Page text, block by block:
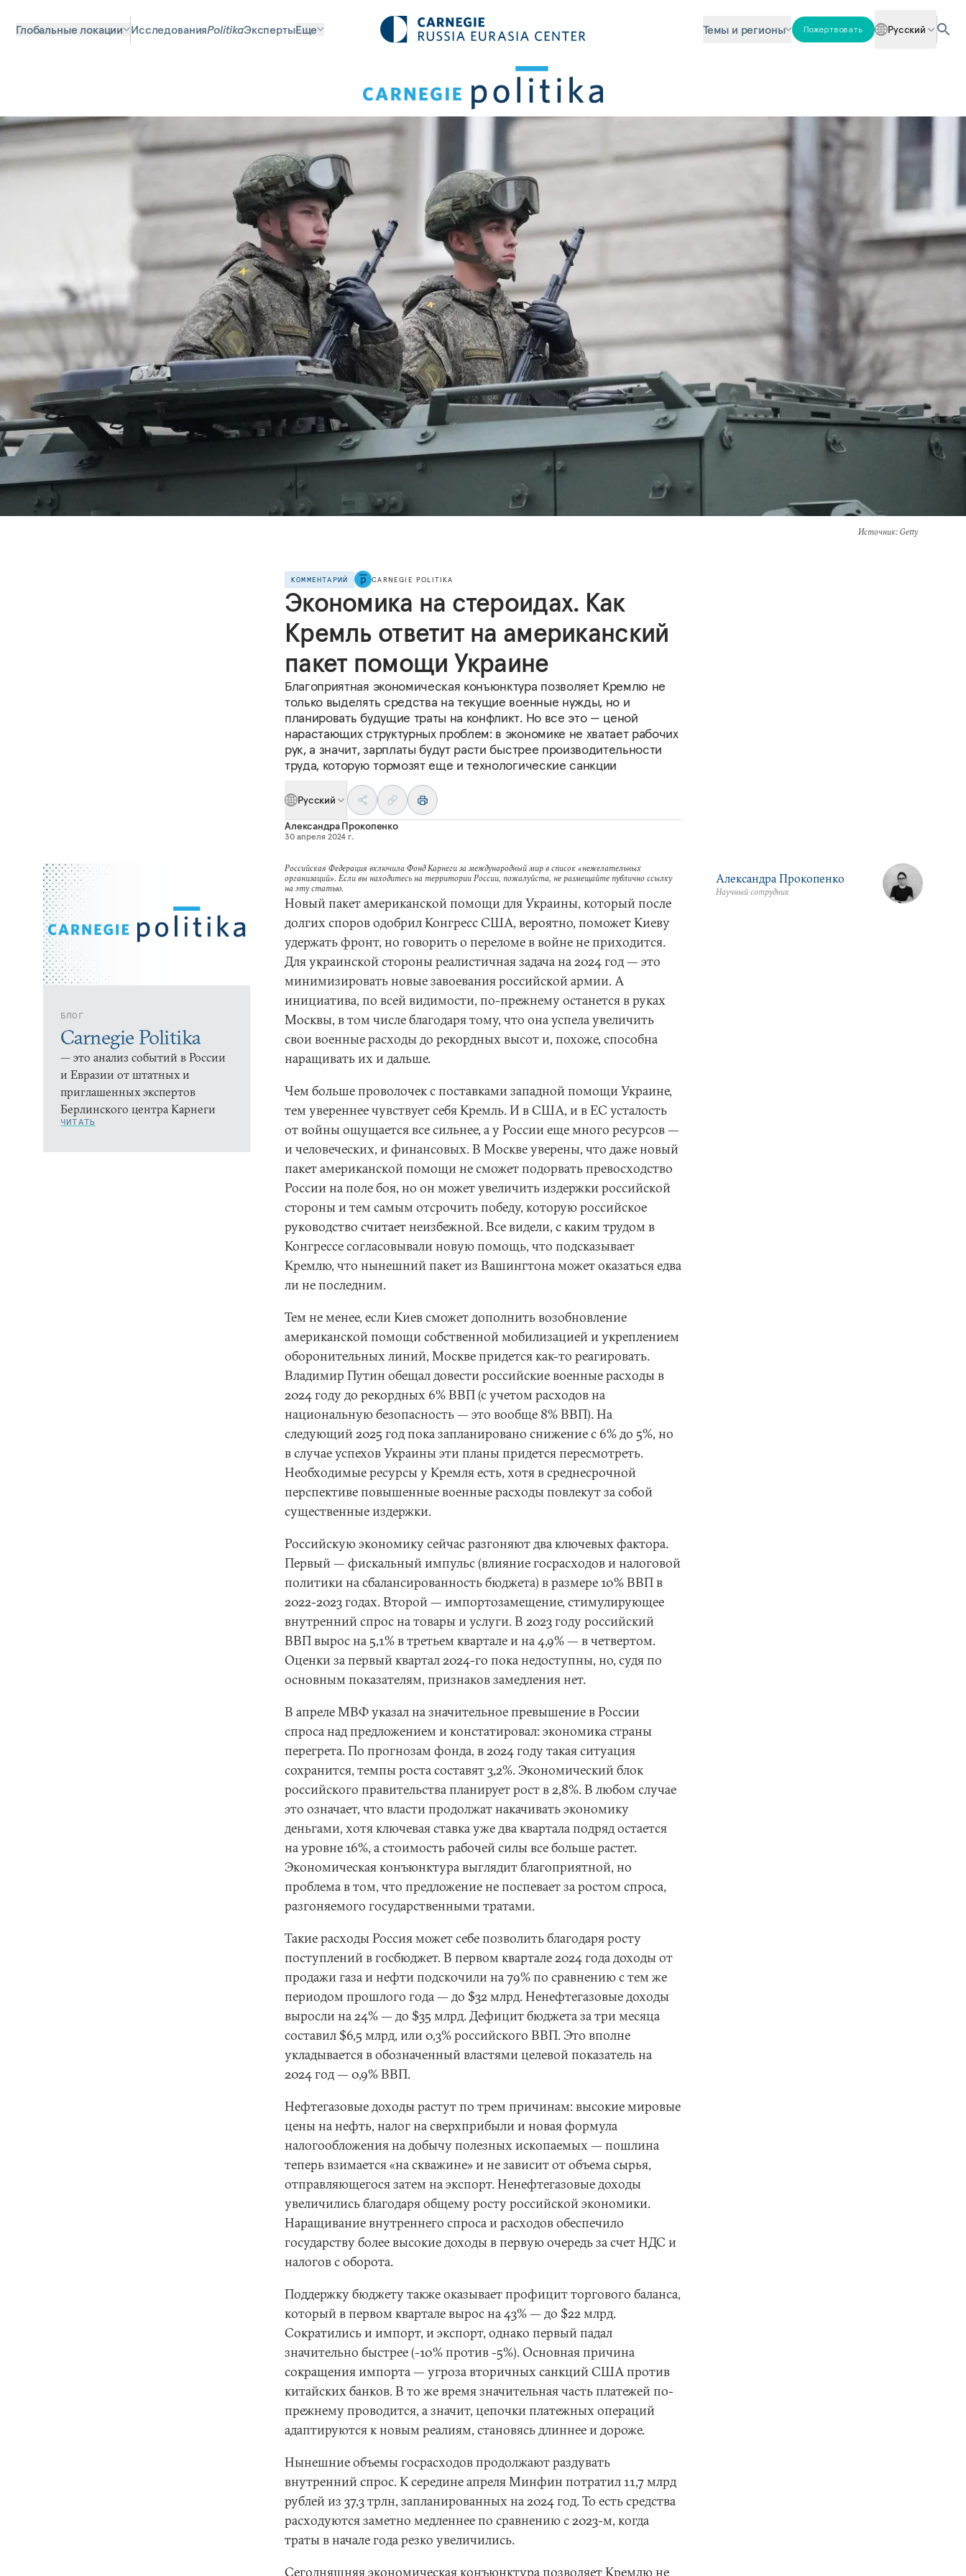
Глобальные локации ИсследованияPolitikaЭкспертыЕще Темы и регионы Пожертвовать Русский
Источник: Getty
КОММЕНТАРИЙ CARNEGIE POLITIKA
Экономика на стероидах. Как
Кремль ответит на американский
пакет помощи Украине
Благоприятная экономическая конъюнктура позволяет Кремлю не
только выделять средства на текущие военные нужды, но и
планировать будущие траты на конфликт. Но все это — ценой
нарастающих структурных проблем: в экономике не хватает рабочих
рук, а значит, зарплаты будут расти быстрее производительности
труда, которую тормозят еще и технологические санкции
Русский
Александра Прокопенко
30 апреля 2024 г.
БЛОГ
Carnegie Politika
— это анализ событий в России
и Евразии от штатных и
приглашенных экспертов
Берлинского центра Карнеги
ЧИТАТЬ
Российская Федерация включила Фонд Карнеги за международный мир в список «нежелательных
организаций». Если вы находитесь на территории России, пожалуйста, не размещайте публично ссылку
на эту статью.
Новый пакет американской помощи для Украины, который после
долгих споров одобрил Конгресс США, вероятно, поможет Киеву
удержать фронт, но говорить о переломе в войне не приходится.
Для украинской стороны реалистичная задача на 2024 год — это
минимизировать новые завоевания российской армии. А
инициатива, по всей видимости, по-прежнему останется в руках
Москвы, в том числе благодаря тому, что она успела увеличить
свои военные расходы до рекордных высот и, похоже, способна
наращивать их и дальше.
Чем больше проволочек с поставками западной помощи Украине,
тем увереннее чувствует себя Кремль. И в США, и в ЕС усталость
от войны ощущается все сильнее, а у России еще много ресурсов —
и человеческих, и финансовых. В Москве уверены, что даже новый
пакет американской помощи не сможет подорвать превосходство
России на поле боя, но он может увеличить издержки российской
стороны и тем самым отсрочить победу, которую российское
руководство считает неизбежной. Все видели, с каким трудом в
Конгрессе согласовывали новую помощь, что подсказывает
Кремлю, что нынешний пакет из Вашингтона может оказаться едва
ли не последним.
Тем не менее, если Киев сможет дополнить возобновление
американской помощи собственной мобилизацией и укреплением
оборонительных линий, Москве придется как-то реагировать.
Владимир Путин обещал довести российские военные расходы в
2024 году до рекордных 6% ВВП (с учетом расходов на
национальную безопасность — это вообще 8% ВВП). На
следующий 2025 год пока запланировано снижение с 6% до 5%, но
в случае успехов Украины эти планы придется пересмотреть.
Необходимые ресурсы у Кремля есть, хотя в среднесрочной
перспективе повышенные военные расходы повлекут за собой
существенные издержки.
Российскую экономику сейчас разгоняют два ключевых фактора.
Первый — фискальный импульс (влияние госрасходов и налоговой
политики на сбалансированность бюджета) в размере 10% ВВП в
2022-2023 годах. Второй — импортозамещение, стимулирующее
внутренний спрос на товары и услуги. В 2023 году российский
ВВП вырос на 5,1% в третьем квартале и на 4,9% — в четвертом.
Оценки за первый квартал 2024-го пока недоступны, но, судя по
основным показателям, признаков замедления нет.
В апреле МВФ указал на значительное превышение в России
спроса над предложением и констатировал: экономика страны
перегрета. По прогнозам фонда, в 2024 году такая ситуация
сохранится, темпы роста составят 3,2%. Экономический блок
российского правительства планирует рост в 2,8%. В любом случае
это означает, что власти продолжат накачивать экономику
деньгами, хотя ключевая ставка уже два квартала подряд остается
на уровне 16%, а стоимость рабочей силы все больше растет.
Экономическая конъюнктура выглядит благоприятной, но
проблема в том, что предложение не поспевает за ростом спроса,
разгоняемого государственными тратами.
Такие расходы Россия может себе позволить благодаря росту
поступлений в госбюджет. В первом квартале 2024 года доходы от
продажи газа и нефти подскочили на 79% по сравнению с тем же
периодом прошлого года — до $32 млрд. Ненефтегазовые доходы
выросли на 24% — до $35 млрд. Дефицит бюджета за три месяца
составил $6,5 млрд, или 0,3% российского ВВП. Это вполне
укладывается в обозначенный властями целевой показатель на
2024 год — 0,9% ВВП.
Нефтегазовые доходы растут по трем причинам: высокие мировые
цены на нефть, налог на сверхприбыли и новая формула
налогообложения на добычу полезных ископаемых — пошлина
теперь взимается «на скважине» и не зависит от объема сырья,
отправляющегося затем на экспорт. Ненефтегазовые доходы
увеличились благодаря общему росту российской экономики.
Наращивание внутреннего спроса и расходов обеспечило
государству более высокие доходы в первую очередь за счет НДС и
налогов с оборота.
Поддержку бюджету также оказывает профицит торгового баланса,
который в первом квартале вырос на 43% — до $22 млрд.
Сократились и импорт, и экспорт, однако первый падал
значительно быстрее (-10% против -5%). Основная причина
сокращения импорта — угроза вторичных санкций США против
китайских банков. В то же время значительная часть платежей по-
прежнему проводится, а значит, цепочки платежных операций
адаптируются к новым реалиям, становясь длиннее и дороже.
Нынешние объемы госрасходов продолжают раздувать
внутренний спрос. К середине апреля Минфин потратил 11,7 млрд
рублей из 37,3 трлн, запланированных на 2024 год. То есть средства
расходуются заметно медленнее по сравнению с 2023-м, когда
траты в начале года резко увеличились.
Сегодняшняя экономическая конъюнктура позволяет Кремлю не
Александра Прокопенко
Научный сотрудник